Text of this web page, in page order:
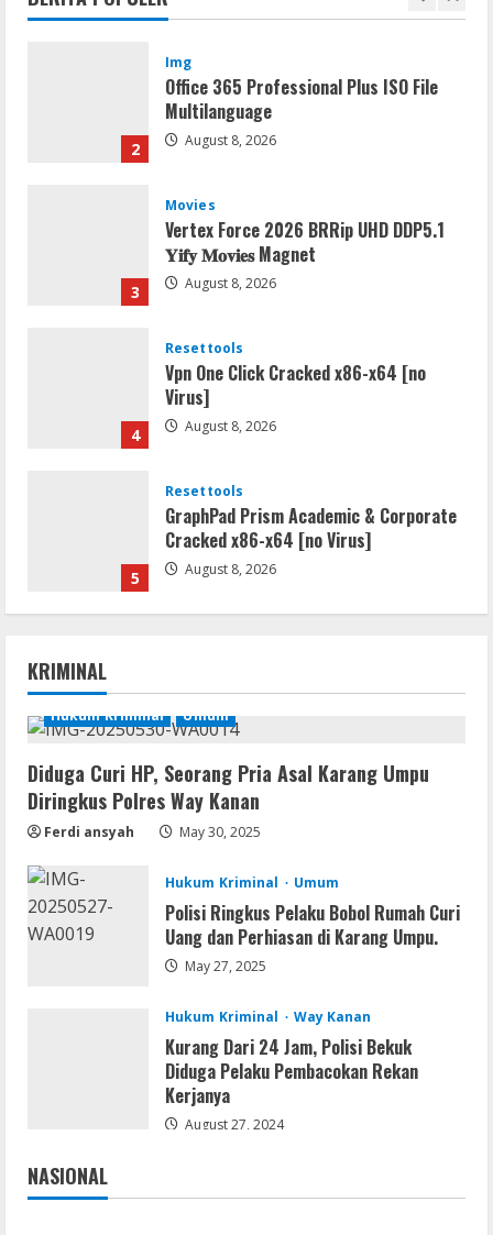
1
2
Img
Office 365 Professional Plus ISO File
Multilanguage
August 8, 2026
3
Movies
Vertex Force 2026 BRRip UHD DDP5.1
𝐘𝐢𝐟𝐲 𝐌𝐨𝐯𝐢𝐞𝐬 Magnet
August 8, 2026
4
Resettools
Vpn One Click Cracked x86-x64 [no
Virus]
August 8, 2026
5
Resettools
GraphPad Prism Academic & Corporate
Cracked x86-x64 [no Virus]
August 8, 2026
1 August 8, 2026
Img
Office 365 Professional Plus ISO File
Multilanguage
Movies
Vertex Force 2026 BRRip UHD DDP5.1
𝐘𝐢𝐟𝐲 𝐌𝐨𝐯𝐢𝐞𝐬 Magnet
Resettools
Vpn One Click Cracked x86-x64 [no
Virus]
KRIMINAL
Hukum Kriminal Umum
Diduga Curi HP, Seorang Pria Asal Karang Umpu
Diringkus Polres Way Kanan
Ferdi ansyah May 30, 2025
Hukum Kriminal Umum
Polisi Ringkus Pelaku Bobol Rumah Curi
Uang dan Perhiasan di Karang Umpu.
May 27, 2025
Hukum Kriminal Way Kanan
Kurang Dari 24 Jam, Polisi Bekuk
Diduga Pelaku Pembacokan Rekan
Kerjanya
August 27, 2024
NASIONAL
Jakarta